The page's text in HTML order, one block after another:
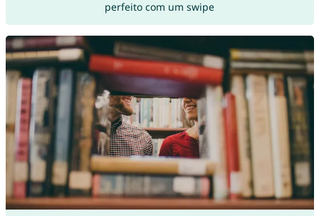
perfeito com um swipe